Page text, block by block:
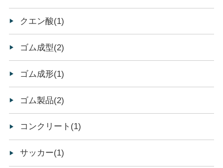
クエン酸(1)
ゴム成型(2)
ゴム成形(1)
ゴム製品(2)
コンクリート(1)
サッカー(1)